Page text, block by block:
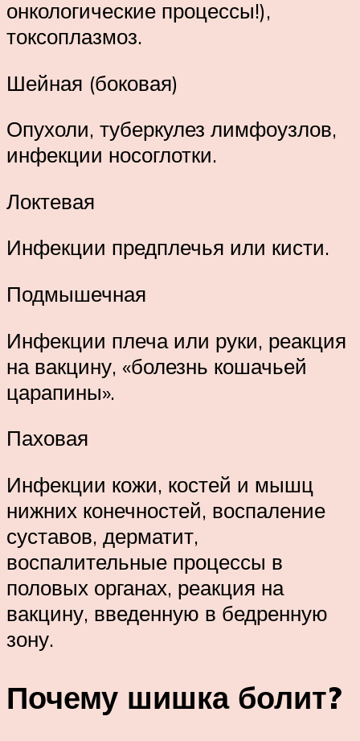
онкологические процессы!),
токсоплазмоз.
Шейная (боковая)
Опухоли, туберкулез лимфоузлов,
инфекции носоглотки.
Локтевая
Инфекции предплечья или кисти.
Подмышечная
Инфекции плеча или руки, реакция
на вакцину, «болезнь кошачьей
царапины».
Паховая
Инфекции кожи, костей и мышц
нижних конечностей, воспаление
суставов, дерматит,
воспалительные процессы в
половых органах, реакция на
вакцину, введенную в бедренную
зону.
Почему шишка болит?